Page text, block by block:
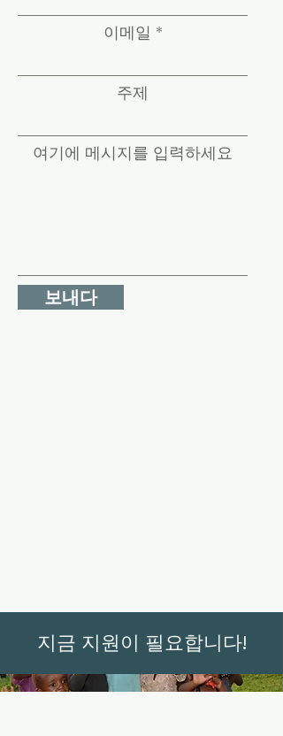
이메일
주제
여기에 메시지를 입력하세요
보내다
지금 지원이 필요합니다!